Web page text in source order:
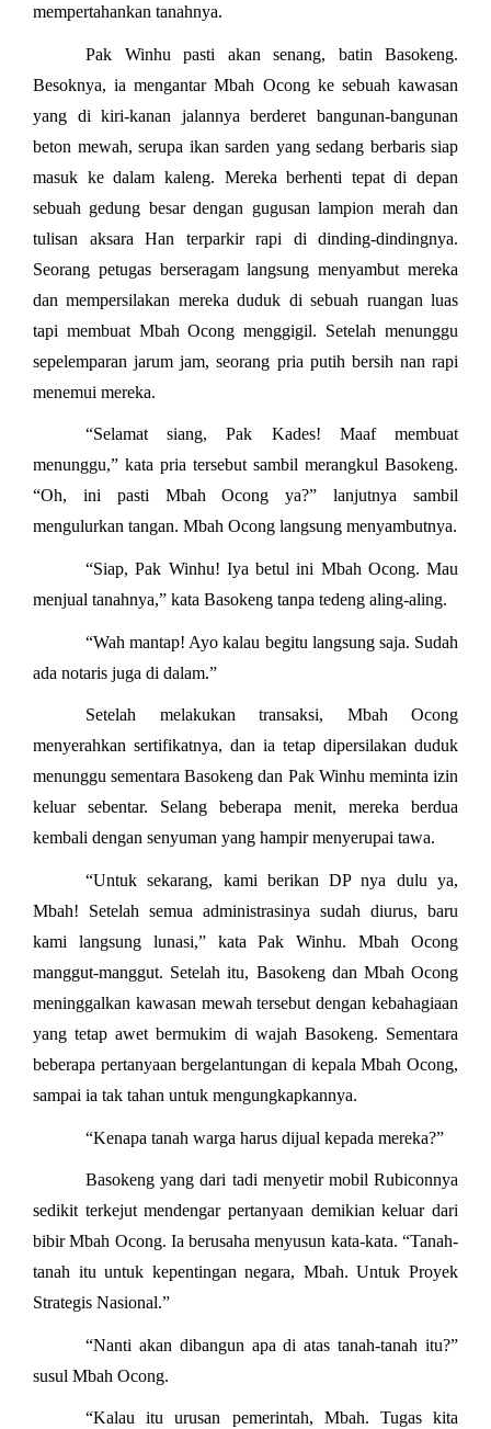
mempertahankan tanahnya.
Pak Winhu pasti akan senang, batin Basokeng.
Besoknya, ia mengantar Mbah Ocong ke sebuah kawasan
yang di kiri-kanan jalannya berderet bangunan-bangunan
beton mewah, serupa ikan sarden yang sedang berbaris siap
masuk ke dalam kaleng. Mereka berhenti tepat di depan
sebuah gedung besar dengan gugusan lampion merah dan
tulisan aksara Han terparkir rapi di dinding-dindingnya.
Seorang petugas berseragam langsung menyambut mereka
dan mempersilakan mereka duduk di sebuah ruangan luas
tapi membuat Mbah Ocong menggigil. Setelah menunggu
sepelemparan jarum jam, seorang pria putih bersih nan rapi
menemui mereka.
“Selamat siang, Pak Kades! Maaf membuat
menunggu,” kata pria tersebut sambil merangkul Basokeng.
“Oh, ini pasti Mbah Ocong ya?” lanjutnya sambil
mengulurkan tangan. Mbah Ocong langsung menyambutnya.
“Siap, Pak Winhu! Iya betul ini Mbah Ocong. Mau
menjual tanahnya,” kata Basokeng tanpa tedeng aling-aling.
“Wah mantap! Ayo kalau begitu langsung saja. Sudah
ada notaris juga di dalam.”
Setelah melakukan transaksi, Mbah Ocong
menyerahkan sertifikatnya, dan ia tetap dipersilakan duduk
menunggu sementara Basokeng dan Pak Winhu meminta izin
keluar sebentar. Selang beberapa menit, mereka berdua
kembali dengan senyuman yang hampir menyerupai tawa.
“Untuk sekarang, kami berikan DP nya dulu ya,
Mbah! Setelah semua administrasinya sudah diurus, baru
kami langsung lunasi,” kata Pak Winhu. Mbah Ocong
manggut-manggut. Setelah itu, Basokeng dan Mbah Ocong
meninggalkan kawasan mewah tersebut dengan kebahagiaan
yang tetap awet bermukim di wajah Basokeng. Sementara
beberapa pertanyaan bergelantungan di kepala Mbah Ocong,
sampai ia tak tahan untuk mengungkapkannya.
“Kenapa tanah warga harus dijual kepada mereka?”
Basokeng yang dari tadi menyetir mobil Rubiconnya
sedikit terkejut mendengar pertanyaan demikian keluar dari
bibir Mbah Ocong. Ia berusaha menyusun kata-kata. “Tanah-
tanah itu untuk kepentingan negara, Mbah. Untuk Proyek
Strategis Nasional.”
“Nanti akan dibangun apa di atas tanah-tanah itu?”
susul Mbah Ocong.
“Kalau itu urusan pemerintah, Mbah. Tugas kita